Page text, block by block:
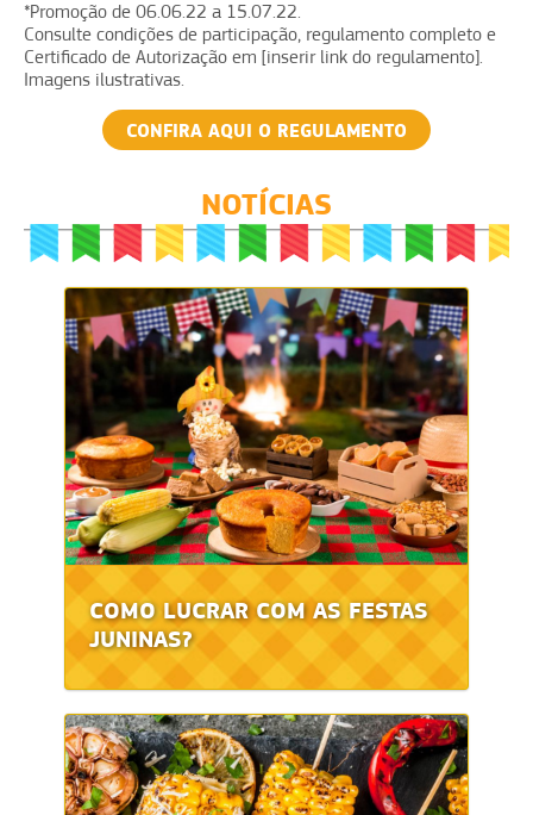
*Promoção de 06.06.22 a 15.07.22.
Consulte condições de participação, regulamento completo e
Certificado de Autorização em [inserir link do regulamento].
Imagens ilustrativas.
CONFIRA AQUI O REGULAMENTO
NOTÍCIAS
COMO LUCRAR COM AS FESTAS
JUNINAS?